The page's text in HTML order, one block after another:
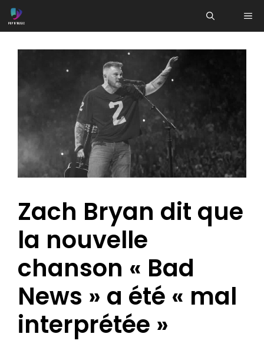
Aller
au
Zach Bryan dit que
la nouvelle
chanson « Bad
News » a été « mal
interprétée »